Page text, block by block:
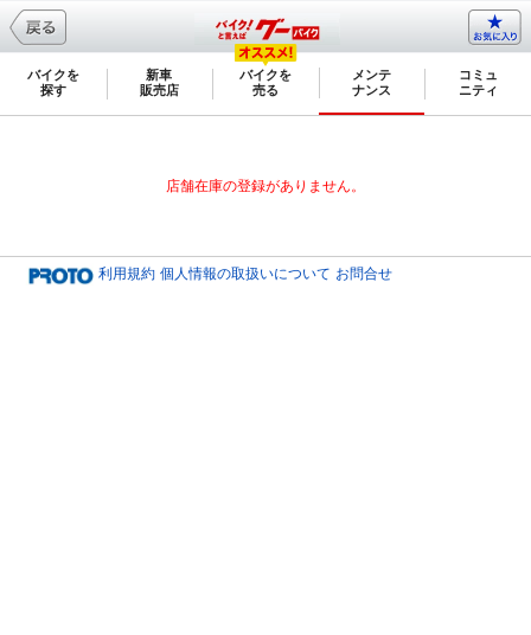
バイクを
探す
新車
販売店
バイクを
売る
メンテ
ナンス
コミュ
ニティ
店舗在庫の登録がありません。
利用規約 個人情報の取扱いについて お問合せ